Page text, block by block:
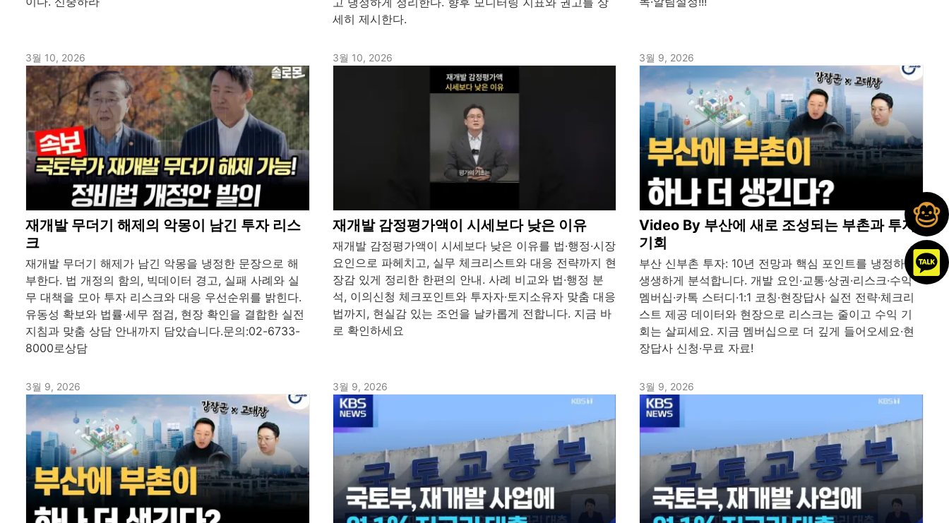
세히 제시한다.
3월 10, 2026
재개발 무더기 해제의 악몽이 남긴 투자 리스
크
재개발 무더기 해제가 남긴 악몽을 냉정한 문장으로 해
부한다. 법 개정의 함의, 빅데이터 경고, 실패 사례와 실
무 대책을 모아 투자 리스크와 대응 우선순위를 밝힌다.
유동성 확보와 법률·세무 점검, 현장 확인을 결합한 실전
지침과 맞춤 상담 안내까지 담았습니다.문의:02-6733-
8000로상담
3월 10, 2026
재개발 감정평가액이 시세보다 낮은 이유
재개발 감정평가액이 시세보다 낮은 이유를 법·행정·시장
요인으로 파헤치고, 실무 체크리스트와 대응 전략까지 현
장감 있게 정리한 한편의 안내. 사례 비교와 법·행정 분
석, 이의신청 체크포인트와 투자자·토지소유자 맞춤 대응
법까지, 현실감 있는 조언을 날카롭게 전합니다. 지금 바
로 확인하세요
3월 9, 2026
Video By 부산에 새로 조성되는 부촌과 투자
기회
부산 신부촌 투자: 10년 전망과 핵심 포인트를 냉정하고
생생하게 분석합니다. 개발 요인·교통·상권·리스크·수익
멤버십·카톡 스터디·1:1 코칭·현장답사 실전 전략·체크리
스트 제공 데이터와 현장으로 리스크는 줄이고 수익 기
회는 살피세요. 지금 멤버십으로 더 깊게 들어오세요·현
장답사 신청·무료 자료!
3월 9, 2026 3월 9, 2026 3월 9, 2026